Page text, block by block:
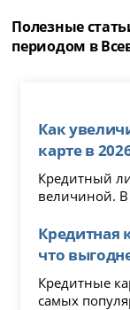
Полезные
периодом в
Как
карте в
Кредитный
величиной. В
Кредитная
что
Кредитные
самых